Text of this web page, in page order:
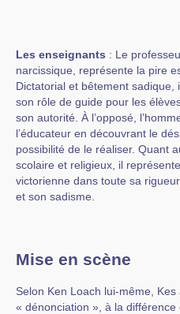
Les enseignants : Le
narcissique, représente la pire
Dictatorial et bêtement sadique,
son rôle de guide pour les
son autorité. À l’opposé,
l’éducateur en découvrant le
possibilité de le réaliser. Quant
scolaire et religieux, il
victorienne dans toute sa
et son sadisme.
Mise en scène
Selon Ken Loach lui-même,
« dénonciation », à la